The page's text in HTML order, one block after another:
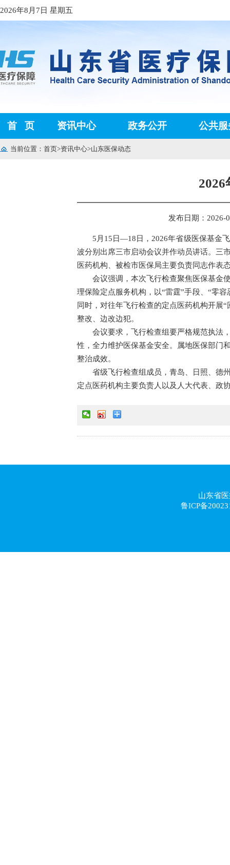
2026年8月7日 星期五
首 页 资讯中心 政务公开 公共服
当前位置： 首页>资讯中心>山东医保动态
发布日期：2026-
5月15日—18日，2026年省级医保基金
波分别出席三市启动会议并作动员讲话。三
医药机构、被检市医保局主要负责同志作表
会议强调，本次飞行检查聚焦医保基金
理保险定点服务机构，以“雷霆”手段、“零
同时，对往年飞行检查的定点医药机构开展
整改、边改边犯。
会议要求，飞行检查组要严格规范执法
性，全力维护医保基金安全。属地医保部门
整治成效。
省级飞行检查组成员，青岛、日照、德
定点医药机构主要负责人以及人大代表、政
山东省
鲁ICP备